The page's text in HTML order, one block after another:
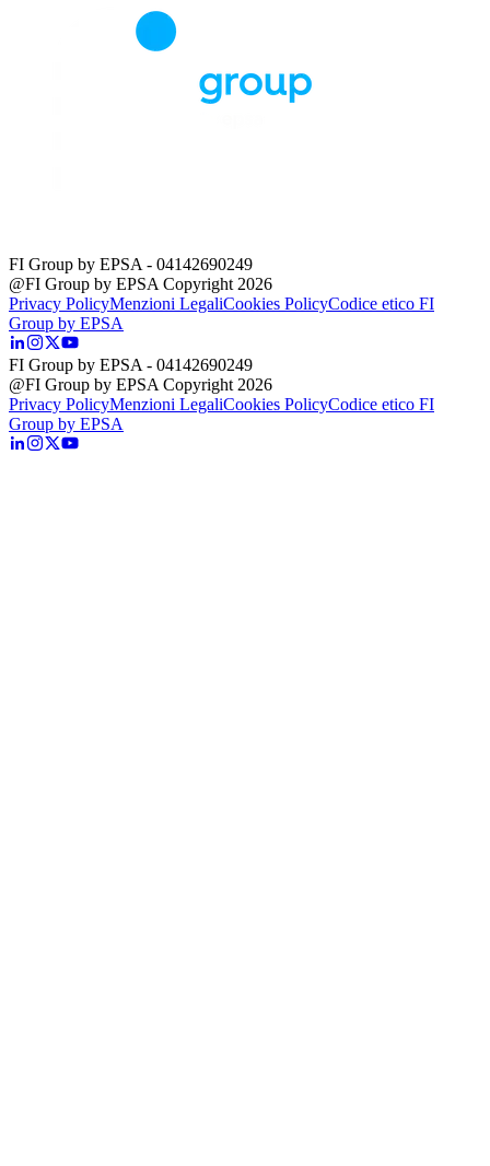
FI Group by EPSA - 04142690249
@FI Group by EPSA Copyright 2026
Privacy PolicyMenzioni LegaliCookies PolicyCodice etico FI
Group by EPSA
FI Group by EPSA - 04142690249
@FI Group by EPSA Copyright 2026
Privacy PolicyMenzioni LegaliCookies PolicyCodice etico FI
Group by EPSA